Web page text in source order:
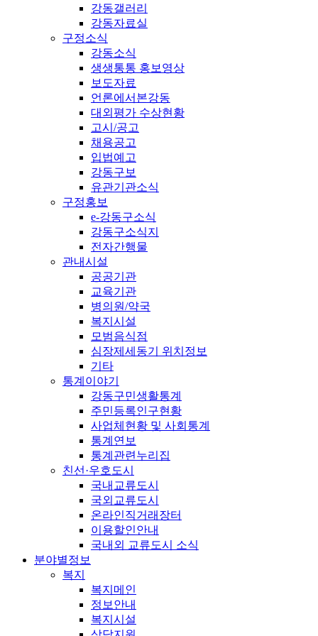
강동갤러리
강동자료실
구정소식
강동소식
생생통통 홍보영상
보도자료
언론에서본강동
대외평가 수상현황
고시/공고
채용공고
입법예고
강동구보
유관기관소식
구정홍보
e-강동구소식
강동구소식지
전자간행물
관내시설
공공기관
교육기관
병의원/약국
복지시설
모범음식점
심장제세동기 위치정보
기타
통계이야기
강동구민생활통계
주민등록인구현황
사업체현황 및 사회통계
통계연보
통계관련누리집
친선·우호도시
국내교류도시
국외교류도시
온라인직거래장터
이용할인안내
국내외 교류도시 소식
분야별정보
복지
복지메인
정보안내
복지시설